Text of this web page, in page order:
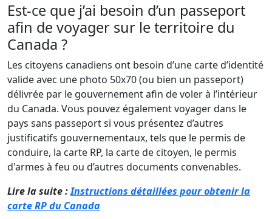
Est-ce que j’ai besoin d’un passeport
afin de voyager sur le territoire du
Canada ?
Les citoyens canadiens ont besoin d’une carte d’identité
valide avec une photo 50x70 (ou bien un passeport)
délivrée par le gouvernement afin de voler à l’intérieur
du Canada. Vous pouvez également voyager dans le
pays sans passeport si vous présentez d’autres
justificatifs gouvernementaux, tels que le permis de
conduire, la carte RP, la carte de citoyen, le permis
d'armes à feu ou d’autres documents convenables.
Lire la suite :Instructions détaillées pour obtenir la
carte RP du Canada